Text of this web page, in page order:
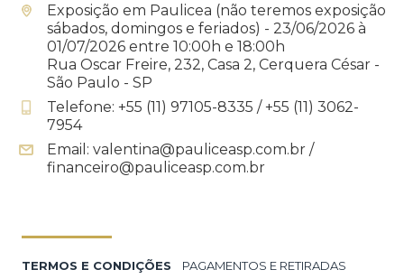
Exposição em Paulicea (não teremos exposição
sábados, domingos e feriados) - 23/06/2026 à
01/07/2026 entre 10:00h e 18:00h
Rua Oscar Freire, 232, Casa 2, Cerquera César -
São Paulo - SP
Telefone: +55 (11) 97105-8335 / +55 (11) 3062-
7954
Email: valentina@pauliceasp.com.br /
financeiro@pauliceasp.com.br
TERMOS E CONDIÇÕES PAGAMENTOS E RETIRADAS